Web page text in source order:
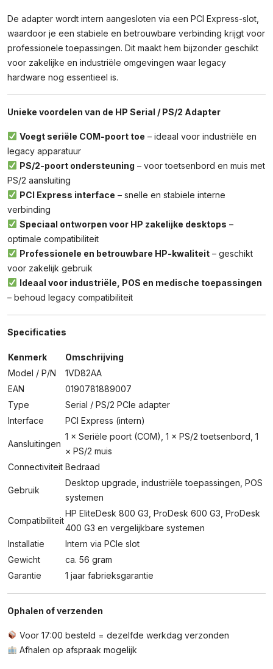
De adapter wordt intern aangesloten via een PCI Express-slot,
waardoor je een stabiele en betrouwbare verbinding krijgt voor
professionele toepassingen. Dit maakt hem bijzonder geschikt
voor zakelijke en industriële omgevingen waar legacy
hardware nog essentieel is.
Unieke voordelen van de HP Serial / PS/2 Adapter
Voegt seriële COM-poort toe – ideaal voor industriële en
legacy apparatuur
PS/2-poort ondersteuning – voor toetsenbord en muis met
PS/2 aansluiting
PCI Express interface – snelle en stabiele interne
verbinding
Speciaal ontworpen voor HP zakelijke desktops –
optimale compatibiliteit
Professionele en betrouwbare HP-kwaliteit– geschikt
voor zakelijk gebruik
Ideaal voor industriële, POS en medische toepassingen
– behoud legacy compatibiliteit
Specificaties
Kenmerk
Omschrijving
Model / P/N
1VD82AA
EAN
0190781889007
Type
Serial / PS/2 PCIe adapter
Interface
PCI Express (intern)
Aansluitingen
1 × Seriële poort (COM), 1 × PS/2 toetsenbord, 1
× PS/2 muis
Connectiviteit Bedraad
Gebruik
Desktop upgrade, industriële toepassingen, POS
systemen
Compatibiliteit
HP EliteDesk 800 G3, ProDesk 600 G3, ProDesk
400 G3 en vergelijkbare systemen
Installatie
Intern via PCIe slot
Gewicht
ca. 56 gram
Garantie
1 jaar fabrieksgarantie
Ophalen of verzenden
Voor 17:00 besteld = dezelfde werkdag verzonden
Afhalen op afspraak mogelijk